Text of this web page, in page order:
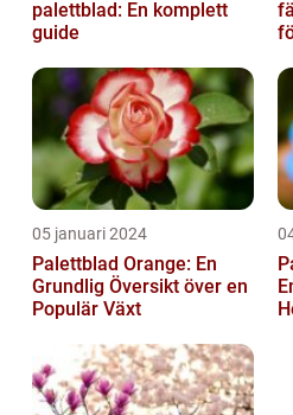
palettblad: En komplett
guide
05 januari 2024
Palettblad Orange: En
Grundlig Översikt över en
Populär Växt